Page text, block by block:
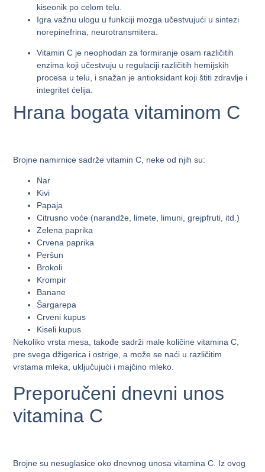
kiseonik po celom telu.
Igra važnu ulogu u funkciji mozga učestvujući u sintezi
norepinefrina, neurotransmitera.
Vitamin C je neophodan za formiranje osam različitih
enzima koji učestvuju u regulaciji različitih hemijskih
procesa u telu, i snažan je antioksidant koji štiti zdravlje i
integritet ćelija.
Hrana bogata vitaminom C
Brojne namirnice sadrže vitamin C, neke od njih su:
Nar
Kivi
Papaja
Citrusno voće (narandže, limete, limuni, grejpfruti, itd.)
Zelena paprika
Crvena paprika
Peršun
Brokoli
Krompir
Banane
Šargarepa
Crveni kupus
Kiseli kupus
Nekoliko vrsta mesa, takođe sadrži male količine vitamina C,
pre svega džigerica i ostrige, a može se naći u različitim
vrstama mleka, uključujući i majčino mleko.
Preporučeni dnevni unos
vitamina C
Brojne su nesuglasice oko dnevnog unosa vitamina C. Iz ovog